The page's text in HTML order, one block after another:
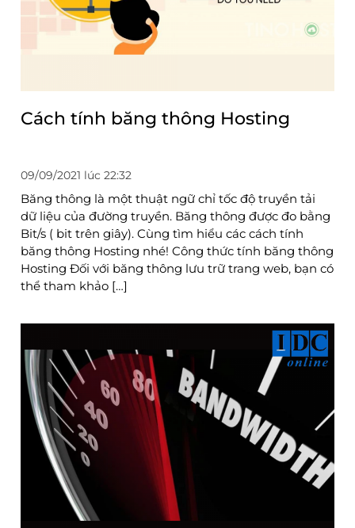
Cách tính băng thông Hosting
09/09/2021 lúc 22:32
Băng thông là một thuật ngữ chỉ tốc độ truyền tải
dữ liệu của đường truyền. Băng thông được đo bằng
Bit/s ( bit trên giây). Cùng tìm hiểu các cách tính
băng thông Hosting nhé! Công thức tính băng thông
Hosting Đối với băng thông lưu trữ trang web, bạn có
thể tham khảo […]